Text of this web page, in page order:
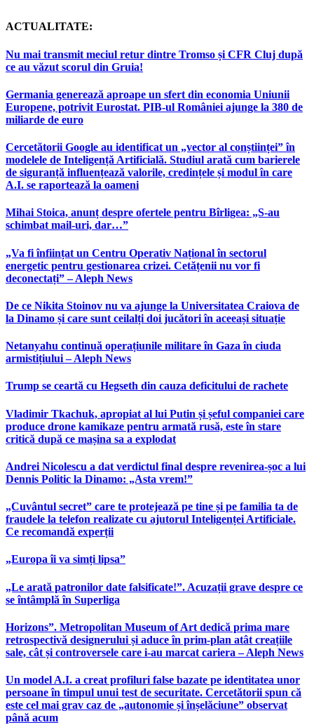
ACTUALITATE:
Nu mai transmit meciul retur dintre Tromso și CFR Cluj după
ce au văzut scorul din Gruia!
Germania generează aproape un sfert din economia Uniunii
Europene, potrivit Eurostat. PIB-ul României ajunge la 380 de
miliarde de euro
Cercetătorii Google au identificat un „vector al conștiinței” în
modelele de Inteligență Artificială. Studiul arată cum barierele
de siguranță influențează valorile, credințele și modul în care
A.I. se raportează la oameni
Mihai Stoica, anunț despre ofertele pentru Bîrligea: „S-au
schimbat mail-uri, dar…”
„Va fi înființat un Centru Operativ Național în sectorul
energetic pentru gestionarea crizei. Cetățenii nu vor fi
deconectați” – Aleph News
De ce Nikita Stoinov nu va ajunge la Universitatea Craiova de
la Dinamo și care sunt ceilalți doi jucători în aceeași situație
Netanyahu continuă operațiunile militare în Gaza în ciuda
armistițiului – Aleph News
Trump se ceartă cu Hegseth din cauza deficitului de rachete
Vladimir Tkachuk, apropiat al lui Putin și șeful companiei care
produce drone kamikaze pentru armată rusă, este în stare
critică după ce mașina sa a explodat
Andrei Nicolescu a dat verdictul final despre revenirea-șoc a lui
Dennis Politic la Dinamo: „Asta vrem!”
„Cuvântul secret” care te protejează pe tine și pe familia ta de
fraudele la telefon realizate cu ajutorul Inteligenței Artificiale.
Ce recomandă experții
„Europa îi va simți lipsa”
„Le arată patronilor date falsificate!”. Acuzații grave despre ce
se întâmplă în Superliga
Horizons”. Metropolitan Museum of Art dedică prima mare
retrospectivă designerului și aduce în prim-plan atât creațiile
sale, cât și controversele care i-au marcat cariera – Aleph News
Un model A.I. a creat profiluri false bazate pe identitatea unor
persoane în timpul unui test de securitate. Cercetătorii spun că
este cel mai grav caz de „autonomie și înșelăciune” observat
până acum